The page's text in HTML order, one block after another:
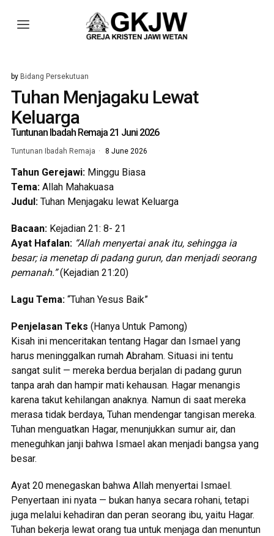
by Bidang Persekutuan
Tuhan Menjagaku Lewat
Keluarga
Tuntunan Ibadah Remaja 21 Juni 2026
Tuntunan Ibadah Remaja 8 June 2026
Tahun Gerejawi: Minggu Biasa
Tema: Allah Mahakuasa
Judul:Tuhan Menjagaku lewat Keluarga
Bacaan:Kejadian 21: 8- 21
Ayat Hafalan: “Allah menyertai anak itu, sehingga ia
besar; ia menetap di padang gurun, dan menjadi seorang
pemanah.”(Kejadian 21:20)
Lagu Tema:“Tuhan Yesus Baik”
Penjelasan Teks (Hanya Untuk Pamong)
Kisah ini menceritakan tentang Hagar dan Ismael yang
harus meninggalkan rumah Abraham. Situasi ini tentu
sangat sulit — mereka berdua berjalan di padang gurun
tanpa arah dan hampir mati kehausan. Hagar menangis
karena takut kehilangan anaknya. Namun di saat mereka
merasa tidak berdaya, Tuhan mendengar tangisan mereka.
Tuhan menguatkan Hagar, menunjukkan sumur air, dan
meneguhkan janji bahwa Ismael akan menjadi bangsa yang
besar.
Ayat 20 menegaskan bahwa Allah menyertai Ismael.
Penyertaan ini nyata — bukan hanya secara rohani, tetapi
juga melalui kehadiran dan peran seorang ibu, yaitu Hagar.
Tuhan bekerja lewat orang tua untuk menjaga dan menuntun